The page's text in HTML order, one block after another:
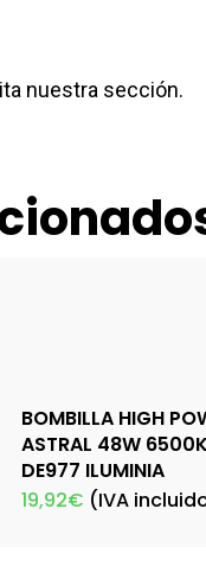
nuestra sección.
BOMBILLA HIGH
ASTRAL 48W
DE977 ILUMINIA
19,92€ (IVA